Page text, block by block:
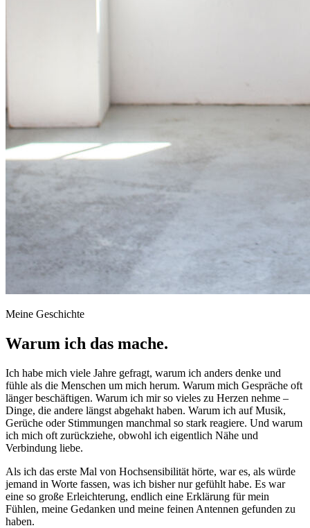
Meine Geschichte
Warum ich das mache.
Ich habe mich viele Jahre gefragt, warum ich anders denke und
fühle als die Menschen um mich herum. Warum mich Gespräche oft
länger beschäftigen. Warum ich mir so vieles zu Herzen nehme –
Dinge, die andere längst abgehakt haben. Warum ich auf Musik,
Gerüche oder Stimmungen manchmal so stark reagiere. Und warum
ich mich oft zurückziehe, obwohl ich eigentlich Nähe und
Verbindung liebe.
Als ich das erste Mal von Hochsensibilität hörte, war es, als würde
jemand in Worte fassen, was ich bisher nur gefühlt habe. Es war
eine so große Erleichterung, endlich eine Erklärung für mein
Fühlen, meine Gedanken und meine feinen Antennen gefunden zu
haben.